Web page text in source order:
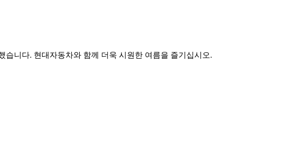
습니다. 현대자동차와 함께 더욱 시원한 여름을 즐기십시오.